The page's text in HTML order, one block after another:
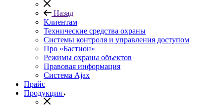
Назад
Клиентам
Технические средства охраны
Системы контроля и управления доступом
Про «Бастион»
Режимы охраны объектов
Правовая информация
Сиcтема Ajax
Прайс
Продукция